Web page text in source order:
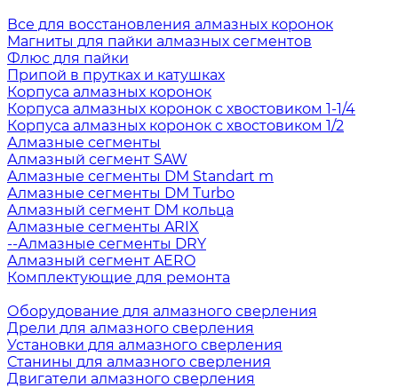
Все для восстановления алмазных коронок
Магниты для пайки алмазных сегментов
Флюс для пайки
Припой в прутках и катушках
Корпуса алмазных коронок
Корпуса алмазных коронок с хвостовиком 1-1/4
Корпуса алмазных коронок с хвостовиком 1/2
Алмазные сегменты
Алмазный сегмент SAW
Алмазные сегменты DM Standart m
Алмазные сегменты DM Turbo
Алмазный сегмент DM кольца
Алмазные сегменты ARIX
--Алмазные сегменты DRY
Алмазный сегмент AERO
Комплектующие для ремонта
Оборудование для алмазного сверления
Дрели для алмазного сверления
Установки для алмазного сверления
Станины для алмазного сверления
Двигатели алмазного сверления